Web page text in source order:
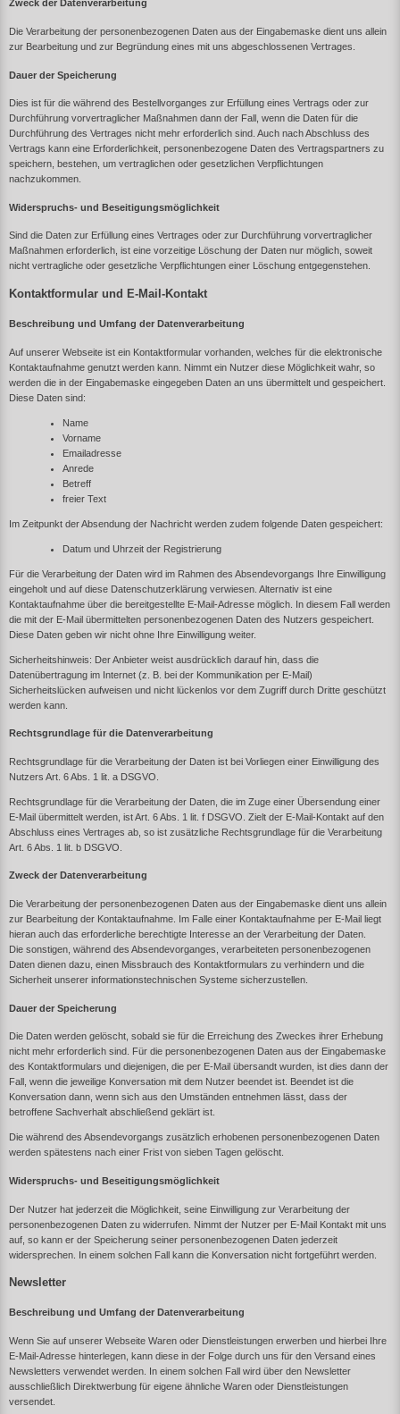
Zweck der Datenverarbeitung
Die Verarbeitung der personenbezogenen Daten aus der Eingabemaske dient uns allein
zur Bearbeitung und zur Begründung eines mit uns abgeschlossenen Vertrages.
Dauer der Speicherung
Dies ist für die während des Bestellvorganges zur Erfüllung eines Vertrags oder zur
Durchführung vorvertraglicher Maßnahmen dann der Fall, wenn die Daten für die
Durchführung des Vertrages nicht mehr erforderlich sind. Auch nach Abschluss des
Vertrags kann eine Erforderlichkeit, personenbezogene Daten des Vertragspartners zu
speichern, bestehen, um vertraglichen oder gesetzlichen Verpflichtungen
nachzukommen.
Widerspruchs- und Beseitigungsmöglichkeit
Sind die Daten zur Erfüllung eines Vertrages oder zur Durchführung vorvertraglicher
Maßnahmen erforderlich, ist eine vorzeitige Löschung der Daten nur möglich, soweit
nicht vertragliche oder gesetzliche Verpflichtungen einer Löschung entgegenstehen.
Kontaktformular und E-Mail-Kontakt
Beschreibung und Umfang der Datenverarbeitung
Auf unserer Webseite ist ein Kontaktformular vorhanden, welches für die elektronische
Kontaktaufnahme genutzt werden kann. Nimmt ein Nutzer diese Möglichkeit wahr, so
werden die in der Eingabemaske eingegeben Daten an uns übermittelt und gespeichert.
Diese Daten sind:
Name
Vorname
Emailadresse
Anrede
Betreff
freier Text
Im Zeitpunkt der Absendung der Nachricht werden zudem folgende Daten gespeichert:
Datum und Uhrzeit der Registrierung
Für die Verarbeitung der Daten wird im Rahmen des Absendevorgangs Ihre Einwilligung
eingeholt und auf diese Datenschutzerklärung verwiesen. Alternativ ist eine
Kontaktaufnahme über die bereitgestellte E-Mail-Adresse möglich. In diesem Fall werden
die mit der E-Mail übermittelten personenbezogenen Daten des Nutzers gespeichert.
Diese Daten geben wir nicht ohne Ihre Einwilligung weiter.
Sicherheitshinweis: Der Anbieter weist ausdrücklich darauf hin, dass die
Datenübertragung im Internet (z. B. bei der Kommunikation per E-Mail)
Sicherheitslücken aufweisen und nicht lückenlos vor dem Zugriff durch Dritte geschützt
werden kann.
Rechtsgrundlage für die Datenverarbeitung
Rechtsgrundlage für die Verarbeitung der Daten ist bei Vorliegen einer Einwilligung des
Nutzers Art. 6 Abs. 1 lit. a DSGVO.
Rechtsgrundlage für die Verarbeitung der Daten, die im Zuge einer Übersendung einer
E-Mail übermittelt werden, ist Art. 6 Abs. 1 lit. f DSGVO. Zielt der E-Mail-Kontakt auf den
Abschluss eines Vertrages ab, so ist zusätzliche Rechtsgrundlage für die Verarbeitung
Art. 6 Abs. 1 lit. b DSGVO.
Zweck der Datenverarbeitung
Die Verarbeitung der personenbezogenen Daten aus der Eingabemaske dient uns allein
zur Bearbeitung der Kontaktaufnahme. Im Falle einer Kontaktaufnahme per E-Mail liegt
hieran auch das erforderliche berechtigte Interesse an der Verarbeitung der Daten.
Die sonstigen, während des Absendevorganges, verarbeiteten personenbezogenen
Daten dienen dazu, einen Missbrauch des Kontaktformulars zu verhindern und die
Sicherheit unserer informationstechnischen Systeme sicherzustellen.
Dauer der Speicherung
Die Daten werden gelöscht, sobald sie für die Erreichung des Zweckes ihrer Erhebung
nicht mehr erforderlich sind. Für die personenbezogenen Daten aus der Eingabemaske
des Kontaktformulars und diejenigen, die per E-Mail übersandt wurden, ist dies dann der
Fall, wenn die jeweilige Konversation mit dem Nutzer beendet ist. Beendet ist die
Konversation dann, wenn sich aus den Umständen entnehmen lässt, dass der
betroffene Sachverhalt abschließend geklärt ist.
Die während des Absendevorgangs zusätzlich erhobenen personenbezogenen Daten
werden spätestens nach einer Frist von sieben Tagen gelöscht.
Widerspruchs- und Beseitigungsmöglichkeit
Der Nutzer hat jederzeit die Möglichkeit, seine Einwilligung zur Verarbeitung der
personenbezogenen Daten zu widerrufen. Nimmt der Nutzer per E-Mail Kontakt mit uns
auf, so kann er der Speicherung seiner personenbezogenen Daten jederzeit
widersprechen. In einem solchen Fall kann die Konversation nicht fortgeführt werden.
Newsletter
Beschreibung und Umfang der Datenverarbeitung
Wenn Sie auf unserer Webseite Waren oder Dienstleistungen erwerben und hierbei Ihre
E-Mail-Adresse hinterlegen, kann diese in der Folge durch uns für den Versand eines
Newsletters verwendet werden. In einem solchen Fall wird über den Newsletter
ausschließlich Direktwerbung für eigene ähnliche Waren oder Dienstleistungen
versendet.